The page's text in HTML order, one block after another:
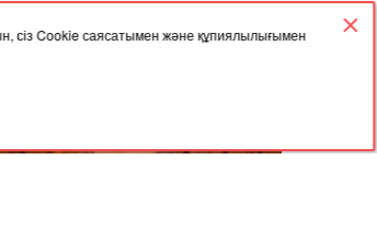
сіз Cookie саясатымен және құпиялылығымен